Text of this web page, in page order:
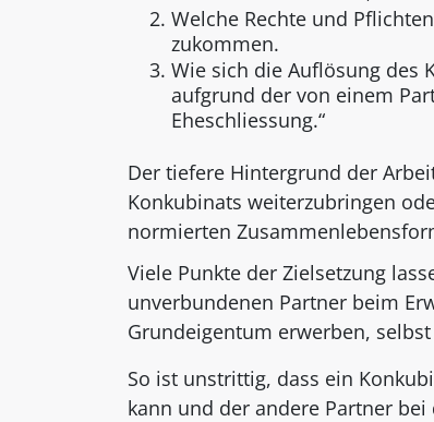
Welche Rechte und
zukommen.
Wie sich die Auflösung des
aufgrund der von einem
Eheschliessung.“
Der tiefere Hintergrund der
Konkubinats weiterzubringen
normierten
Viele Punkte der Zielsetzung
unverbundenen Partner beim
Grundeigentum erwerben,
So ist unstrittig, dass ein
kann und der andere Partner